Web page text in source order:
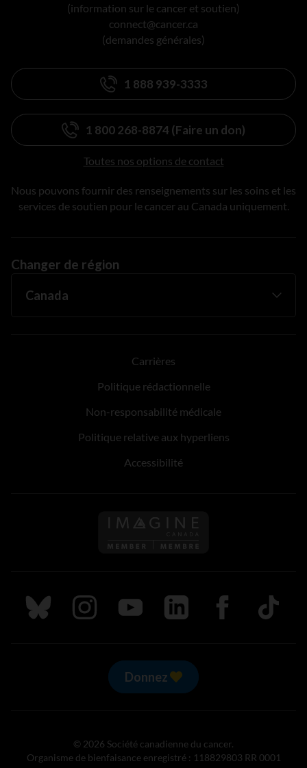
(information sur le cancer et soutien)
connect@cancer.ca
(demandes générales)
1 888 939-3333
1 800 268-8874 (Faire un don)
Toutes nos options de contact
Nous pouvons fournir des renseignements sur les soins et les
services de soutien pour le cancer au Canada uniquement.
Changer de région
Carrières
Politique rédactionnelle
Non-responsabilité médicale
Politique relative aux hyperliens
Accessibilité
Suivez nous sur Bluesky
Suivez nous sur Instagram
Suivez nous sur Youtube
Suivez nous sur LinkedIn
Suivez nous sur
TikTok
Donnez
© 2026 Société canadienne du cancer.
Organisme de bienfaisance enregistré : 118829803 RR 0001